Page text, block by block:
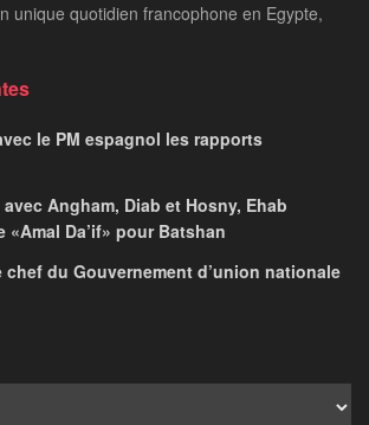
unique quotidien francophone en Egypte,
le PM espagnol les rapports
Angham, Diab et Hosny, Ehab
Da’if» pour Batshan
du Gouvernement d’union nationale